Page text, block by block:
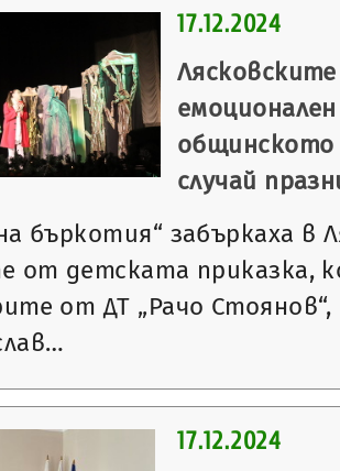
17.12.2024
общинското
случай
бъркотия“ забъркаха в
от детската приказка,
от ДТ „Рачо Стоянов“,
17.12.2024